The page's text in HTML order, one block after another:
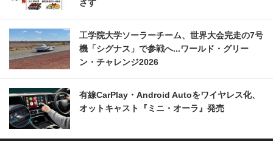
ざす
工学院大学ソーラーチーム、世界大会完走の7号
機「シグナス」で参戦へ...ワールド・グリー
ン・チャレンジ2026
有線CarPlay・Android Autoをワイヤレス化、
オットキャスト『ミニ・オーラ』発売